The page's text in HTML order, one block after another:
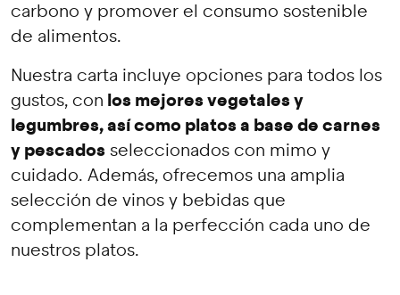
carbono y promover el consumo sostenible
de alimentos.
Nuestra carta incluye opciones para todos los
gustos, con los mejores vegetales y
legumbres, así como platos a base de carnes
y pescados seleccionados con mimo y
cuidado. Además, ofrecemos una amplia
selección de vinos y bebidas que
complementan a la perfección cada uno de
nuestros platos.